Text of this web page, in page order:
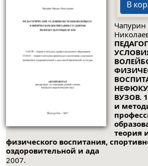
В
ВУЗОВ.
и
теория
физического воспитания,
оздоровительной и ада
2007.